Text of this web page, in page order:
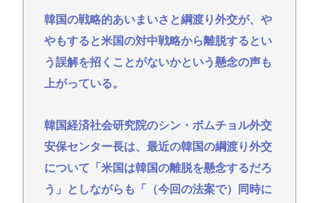
韓国の戦略的あいまいさと綱渡り外交が、や
やもすると米国の対中戦略から離脱するとい
う誤解を招くことがないかという懸念の声も
上がっている。
韓国経済社会研究院のシン・ボムチョル外交
安保センター長は、最近の韓国の綱渡り外交
について「米国は韓国の離脱を懸念するだろ
う」としながらも「（今回の法案で）同時に